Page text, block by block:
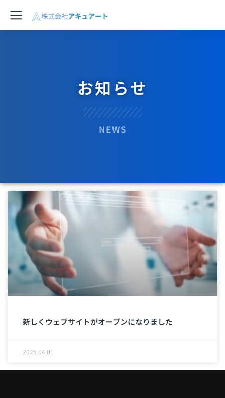
お知らせ
NEWS
新しくウェブサイトがオープンになりました
2025.04.01